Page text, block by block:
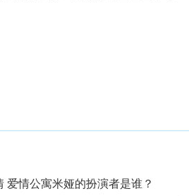
爱情公寓米娅的扮演者是谁？